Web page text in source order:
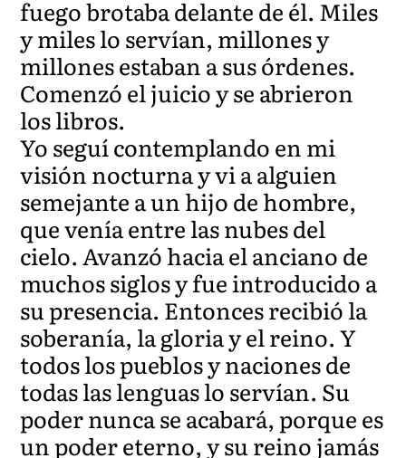
fuego brotaba delante de él. Miles
y miles lo servían, millones y
millones estaban a sus órdenes.
Comenzó el juicio y se abrieron
los libros.
Yo seguí contemplando en mi
visión nocturna y vi a alguien
semejante a un hijo de hombre,
que venía entre las nubes del
cielo. Avanzó hacia el anciano de
muchos siglos y fue introducido a
su presencia. Entonces recibió la
soberanía, la gloria y el reino. Y
todos los pueblos y naciones de
todas las lenguas lo servían. Su
poder nunca se acabará, porque es
un poder eterno, y su reino jamás